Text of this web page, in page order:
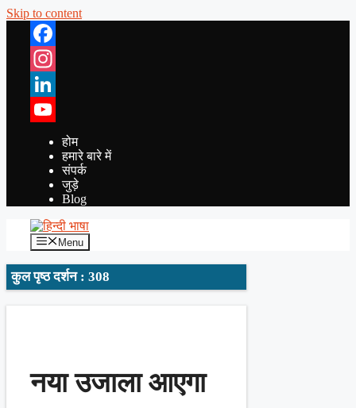
Skip to content
Facebook
Instagram
LinkedIn
YouTube
होम
हमारे बारे में
संपर्क
जुड़े
Blog
Menu
कुल पृष्ठ दर्शन : 308
नया उजाला आएगा